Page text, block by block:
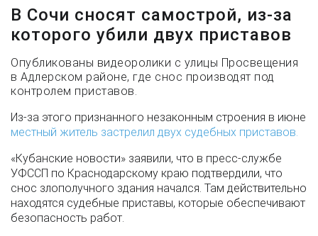
В Сочи сносят самострой, из-за
которого убили двух приставов
Опубликованы видеоролики с улицы Просвещения
в Адлерском районе, где снос производят под
контролем приставов.
Из-за этого признанного незаконным строения в июне
местный житель застрелил двух судебных приставов.
«Кубанские новости» заявили, что в пресс-службе
УФССП по Краснодарскому краю подтвердили, что
снос злополучного здания начался. Там действительно
находятся судебные приставы, которые обеспечивают
безопасность работ.